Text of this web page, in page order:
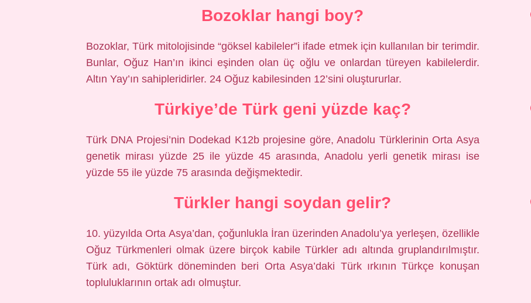
Bozoklar hangi boy?
Bozoklar, Türk mitolojisinde “göksel kabileler”i ifade etmek için kullanılan bir terimdir.
Bunlar, Oğuz Han’ın ikinci eşinden olan üç oğlu ve onlardan türeyen kabilelerdir.
Altın Yay’ın sahipleridirler. 24 Oğuz kabilesinden 12’sini oluştururlar.
Türkiye’de Türk geni yüzde kaç?
Türk DNA Projesi’nin Dodekad K12b projesine göre, Anadolu Türklerinin Orta Asya
genetik mirası yüzde 25 ile yüzde 45 arasında, Anadolu yerli genetik mirası ise
yüzde 55 ile yüzde 75 arasında değişmektedir.
Türkler hangi soydan gelir?
10. yüzyılda Orta Asya’dan, çoğunlukla İran üzerinden Anadolu’ya yerleşen, özellikle
Oğuz Türkmenleri olmak üzere birçok kabile Türkler adı altında gruplandırılmıştır.
Türk adı, Göktürk döneminden beri Orta Asya’daki Türk ırkının Türkçe konuşan
topluluklarının ortak adı olmuştur.